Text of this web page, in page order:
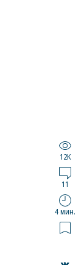
12K
11
4 мин.